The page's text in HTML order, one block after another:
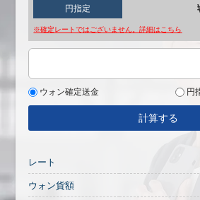
円指定
※確定レートではございません。詳細は こちら
ウォン確定送金 円
計算する
レート
ウォン貨額